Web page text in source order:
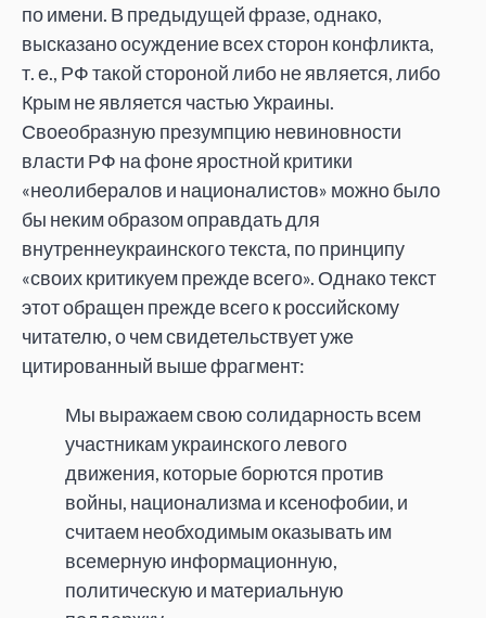
по имени. В предыдущей фразе, однако,
высказано осуждение всех сторон конфликта,
т. е., РФ такой стороной либо не является, либо
Крым не является частью Украины.
Своеобразную презумпцию невиновности
власти РФ на фоне яростной критики
«неолибералов и националистов» можно было
бы неким образом оправдать для
внутреннеукраинского текста, по принципу
«своих критикуем прежде всего». Однако текст
этот обращен прежде всего к российскому
читателю, о чем свидетельствует уже
цитированный выше фрагмент:
Мы выражаем свою солидарность всем
участникам украинского левого
движения, которые борются против
войны, национализма и ксенофобии, и
считаем необходимым оказывать им
всемерную информационную,
политическую и материальную